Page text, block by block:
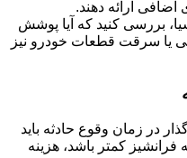
ارائه دهند.
بررسی کنید که آیا پوشش
یا سرقت قطعات خودرو نیز
در زمان وقوع حادثه باید
کمتر باشد، هزینه